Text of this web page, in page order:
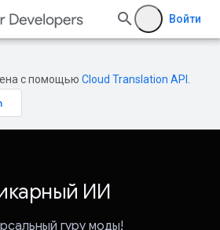
Войти
с помощью Cloud Translation API
ИИ
гуру моды!